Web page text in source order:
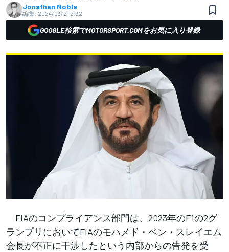
Jonathan Noble
編集: 2024/03/21 2:32
GOOGLE検索でMOTORSPORT.COMをお気に入り登録
FIAのコンプライアンス部門は、2023年のF1の2グ
ランプリにおいてFIAのモハメド・ベン・スレイエム
会長が不正に干渉したという内部からの告発を受